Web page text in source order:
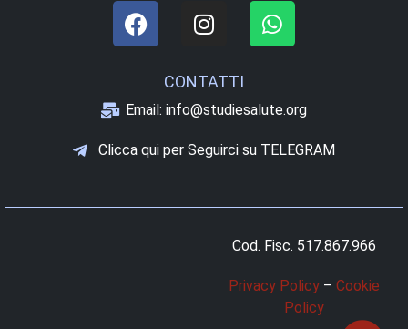
CONTATTI
Email: info@studiesalute.org
Clicca qui per Seguirci su TELEGRAM
Cod. Fisc. 517.867.966
Privacy Policy– Cookie
Policy